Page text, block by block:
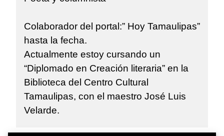
Colaborador del portal:” Hoy Tamaulipas”
hasta la fecha.
Actualmente estoy cursando un
“Diplomado en Creación literaria” en la
Biblioteca del Centro Cultural
Tamaulipas, con el maestro José Luis
Velarde.